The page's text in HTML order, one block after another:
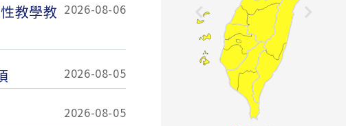
教學教 2026-08-06
2026-08-05
2026-08-05